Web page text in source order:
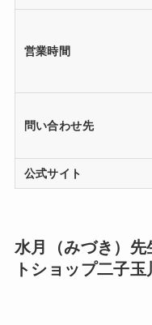
営業時間
問い合わせ先
公式サイト
水月（みづき）
トショップ二子玉